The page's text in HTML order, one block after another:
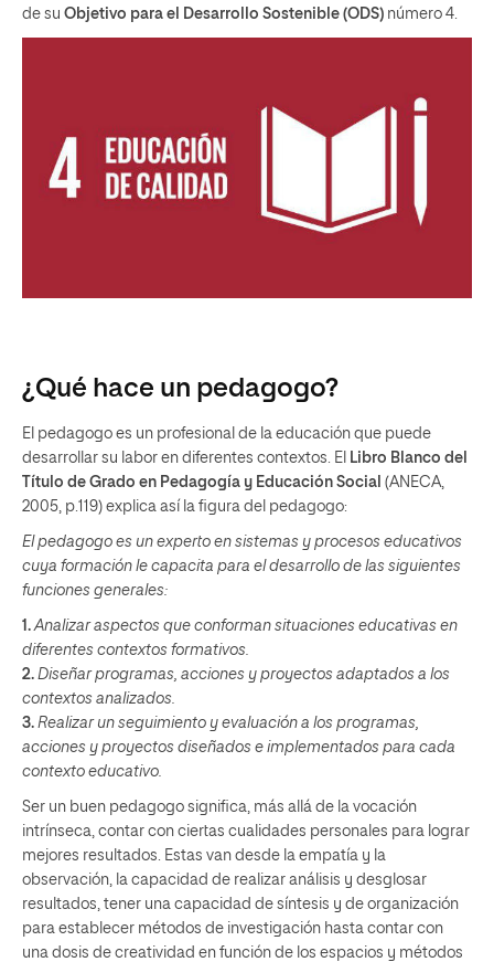
de su Objetivo para el Desarrollo Sostenible (ODS) número 4.
¿Qué hace un pedagogo?
El pedagogo es un profesional de la educación que puede
desarrollar su labor en diferentes contextos. El
Libro Blanco del
Título de Grado en Pedagogía y Educación Social (ANECA,
2005, p.119) explica así la figura del pedagogo:
El pedagogo es un experto en sistemas y procesos educativos
cuya formación le capacita para el desarrollo de las siguientes
funciones generales:
1. Analizar aspectos que conforman situaciones educativas en
diferentes contextos formativos.
2. Diseñar programas, acciones y proyectos adaptados a los
contextos analizados.
3. Realizar un seguimiento y evaluación a los programas,
acciones y proyectos diseñados e implementados para cada
contexto educativo.
Ser un buen pedagogo significa, más allá de la vocación
intrínseca, contar con ciertas cualidades personales para lograr
mejores resultados. Estas van desde la empatía y la
observación, la capacidad de realizar análisis y desglosar
resultados, tener una capacidad de síntesis y de organización
para establecer métodos de investigación hasta contar con
una dosis de creatividad en función de los espacios y métodos